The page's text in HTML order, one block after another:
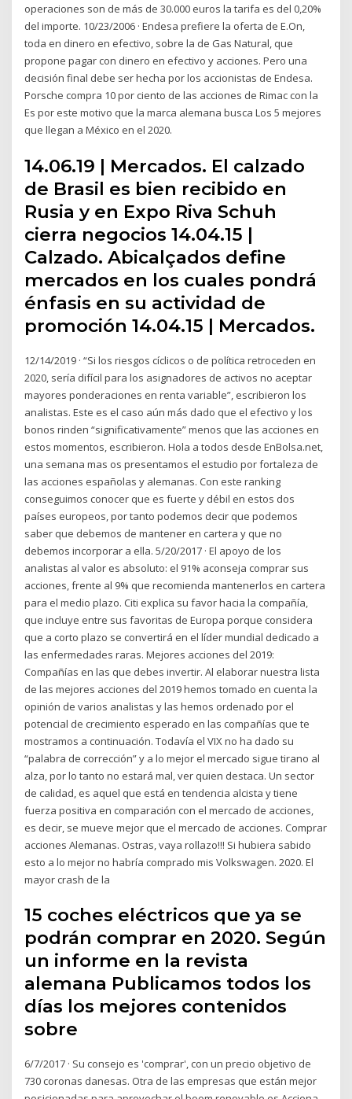
operaciones son de más de 30.000 euros la tarifa es del 0,20%
del importe. 10/23/2006 · Endesa prefiere la oferta de E.On,
toda en dinero en efectivo, sobre la de Gas Natural, que
propone pagar con dinero en efectivo y acciones. Pero una
decisión final debe ser hecha por los accionistas de Endesa.
Porsche compra 10 por ciento de las acciones de Rimac con la
Es por este motivo que la marca alemana busca Los 5 mejores
que llegan a México en el 2020.
14.06.19 | Mercados. El calzado
de Brasil es bien recibido en
Rusia y en Expo Riva Schuh
cierra negocios 14.04.15 |
Calzado. Abicalçados define
mercados en los cuales pondrá
énfasis en su actividad de
promoción 14.04.15 | Mercados.
12/14/2019 · “Si los riesgos cíclicos o de política retroceden en
2020, sería difícil para los asignadores de activos no aceptar
mayores ponderaciones en renta variable”, escribieron los
analistas. Este es el caso aún más dado que el efectivo y los
bonos rinden “significativamente” menos que las acciones en
estos momentos, escribieron. Hola a todos desde EnBolsa.net,
una semana mas os presentamos el estudio por fortaleza de
las acciones españolas y alemanas. Con este ranking
conseguimos conocer que es fuerte y débil en estos dos
países europeos, por tanto podemos decir que podemos
saber que debemos de mantener en cartera y que no
debemos incorporar a ella. 5/20/2017 · El apoyo de los
analistas al valor es absoluto: el 91% aconseja comprar sus
acciones, frente al 9% que recomienda mantenerlos en cartera
para el medio plazo. Citi explica su favor hacia la compañía,
que incluye entre sus favoritas de Europa porque considera
que a corto plazo se convertirá en el líder mundial dedicado a
las enfermedades raras. Mejores acciones del 2019:
Compañías en las que debes invertir. Al elaborar nuestra lista
de las mejores acciones del 2019 hemos tomado en cuenta la
opinión de varios analistas y las hemos ordenado por el
potencial de crecimiento esperado en las compañías que te
mostramos a continuación. Todavía el VIX no ha dado su
“palabra de corrección” y a lo mejor el mercado sigue tirano al
alza, por lo tanto no estará mal, ver quien destaca. Un sector
de calidad, es aquel que está en tendencia alcista y tiene
fuerza positiva en comparación con el mercado de acciones,
es decir, se mueve mejor que el mercado de acciones. Comprar
acciones Alemanas. Ostras, vaya rollazo!!! Si hubiera sabido
esto a lo mejor no habría comprado mis Volkswagen. 2020. El
mayor crash de la
15 coches eléctricos que ya se
podrán comprar en 2020. Según
un informe en la revista
alemana Publicamos todos los
días los mejores contenidos
sobre
6/7/2017 · Su consejo es 'comprar', con un precio objetivo de
730 coronas danesas. Otra de las empresas que están mejor